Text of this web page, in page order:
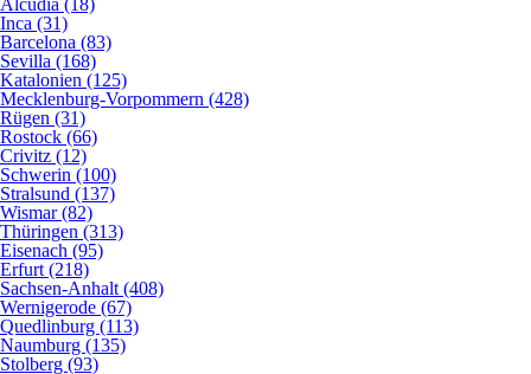
Alcudia (18)
Inca (31)
Barcelona (83)
Sevilla (168)
Katalonien (125)
Mecklenburg-Vorpommern (428)
Rügen (31)
Rostock (66)
Crivitz (12)
Schwerin (100)
Stralsund (137)
Wismar (82)
Thüringen (313)
Eisenach (95)
Erfurt (218)
Sachsen-Anhalt (408)
Wernigerode (67)
Quedlinburg (113)
Naumburg (135)
Stolberg (93)